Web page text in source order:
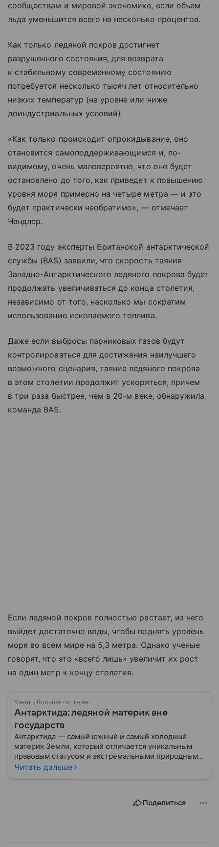
сообществам и мировой экономике, если объем
льда уменьшится всего на несколько процентов.
Как только ледяной покров достигнет
разрушенного состояния, для возврата
к стабильному современному состоянию
потребуется несколько тысяч лет относительно
низких температур (на уровне или ниже
доиндустриальных условий).
«Как только происходит опрокидывание, оно
становится самоподдерживающимся и, по-
видимому, очень маловероятно, что оно будет
остановлено до того, как приведет к повышению
уровня моря примерно на четыре метра — и это
будет практически необратимо», — отмечает
Чандлер.
В 2023 году эксперты Британской антарктической
службы (BAS) заявили, что скорость таяния
Западно-Антарктического ледяного покрова будет
продолжать увеличиваться до конца столетия,
независимо от того, насколько мы сократим
использование ископаемого топлива.
Даже если выбросы парниковых газов будут
контролироваться для достижения наилучшего
возможного сценария, таяние ледяного покрова
в этом столетии продолжит ускоряться, причем
в три раза быстрее, чем в 20-м веке, обнаружила
команда BAS.
Если ледяной покров полностью растает, из него
выйдет достаточно воды, чтобы поднять уровень
моря во всем мире на 5,3 метра. Однако ученые
говорят, что это «всего лишь» увеличит их рост
на один метр к концу столетия.
Узнать больше по теме
Антарктида: ледяной материк вне
государств
Антарктида — самый южный и самый холодный
материк Земли, который отличается уникальным
правовым статусом и экстремальными природными
условиями. В этом материале разберем, где
Читать дальше
Поделиться